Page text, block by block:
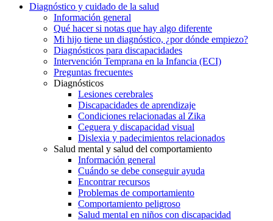
Diagnóstico y cuidado de la salud
Información general
Qué hacer si notas que hay algo diferente
Mi hijo tiene un diagnóstico, ¿por dónde empiezo?
Diagnósticos para discapacidades
Intervención Temprana en la Infancia (ECI)
Preguntas frecuentes
Diagnósticos
Lesiones cerebrales
Discapacidades de aprendizaje
Condiciones relacionadas al Zika
Ceguera y discapacidad visual
Dislexia y padecimientos relacionados
Salud mental y salud del comportamiento
Información general
Cuándo se debe conseguir ayuda
Encontrar recursos
Problemas de comportamiento
Comportamiento peligroso
Salud mental en niños con discapacidad